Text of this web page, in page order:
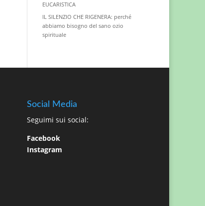
EUCARISTICA
IL SILENZIO CHE RIGENERA: perché
abbiamo bisogno del sano ozio
spirituale
Social Media
Seguimi sui social:
Facebook
Instagram